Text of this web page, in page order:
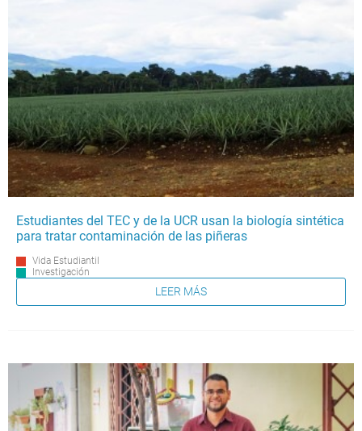
Estudiantes del TEC y de la UCR usan la biología sintética
para tratar contaminación de las piñeras
Vida Estudiantil
Investigación
LEER MÁS